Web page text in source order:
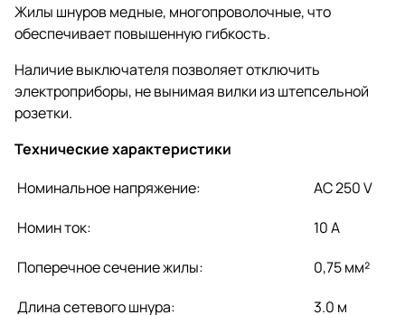
Жилы шнуров медные, многопроволочные, что
обеспечивает повышенную гибкость.
Наличие выключателя позволяет отключить
электроприборы, не вынимая вилки из штепсельной
розетки.
Технические характеристики
Номинальное напряжение:
AC 250 V
Номин ток:
10 А
Поперечное сечение жилы:
0,75 мм²
Длина сетевого шнура:
3.0 м